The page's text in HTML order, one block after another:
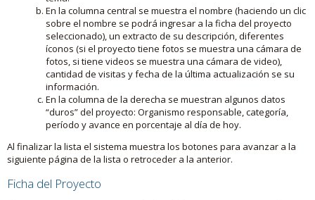
En la columna central se muestra el nombre (haciendo un clic
sobre el nombre se podrá ingresar a la ficha del proyecto
seleccionado), un extracto de su descripción, diferentes
íconos (si el proyecto tiene fotos se muestra una cámara de
fotos, si tiene videos se muestra una cámara de video),
cantidad de visitas y fecha de la última actualización se su
información.
En la columna de la derecha se muestran algunos datos
“duros” del proyecto: Organismo responsable, categoría,
período y avance en porcentaje al día de hoy.
Al finalizar la lista el sistema muestra los botones para avanzar a la
siguiente página de la lista o retroceder a la anterior.
Ficha del Proyecto